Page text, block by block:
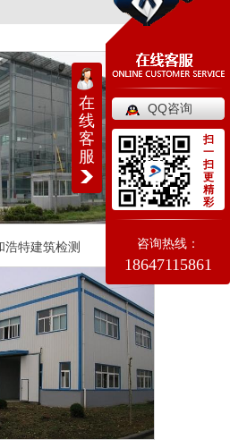
浩特建筑检测
在
线
客
服
QQ咨询
扫
一
扫
更
精
彩
咨询热线：
18647115861